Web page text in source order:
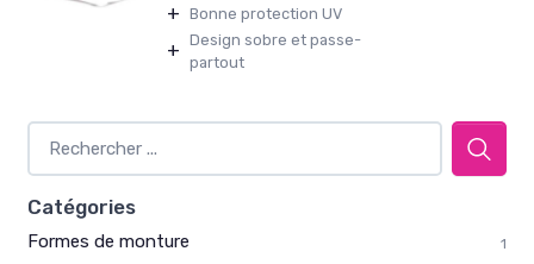
+ Bonne protection UV
+ Design sobre et passe-
partout
Catégories
Formes de monture 1